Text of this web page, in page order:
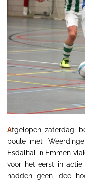
Afgelopen zaterdag
poule met:
Esdalhal in Emmen
voor het eerst in actie
hadden geen idee